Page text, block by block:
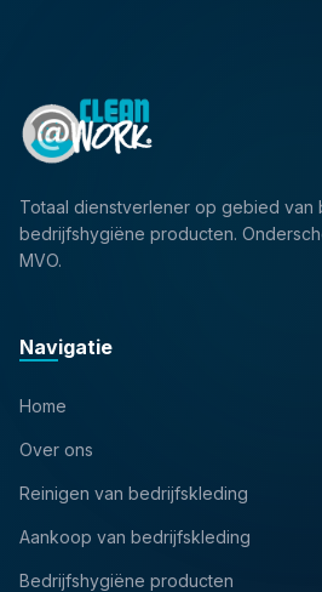
Totaal dienstverlener op gebied van
bedrijfshygiëne producten.
MVO.
Navigatie
Home
Over ons
Reinigen van bedrijfskleding
Aankoop van bedrijfskleding
Bedrijfshygiëne producten